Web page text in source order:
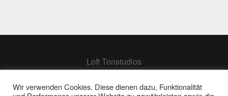
Loft Tonstudios
Berlin
Wir verwenden Cookies. Diese dienen dazu, Funktionalität